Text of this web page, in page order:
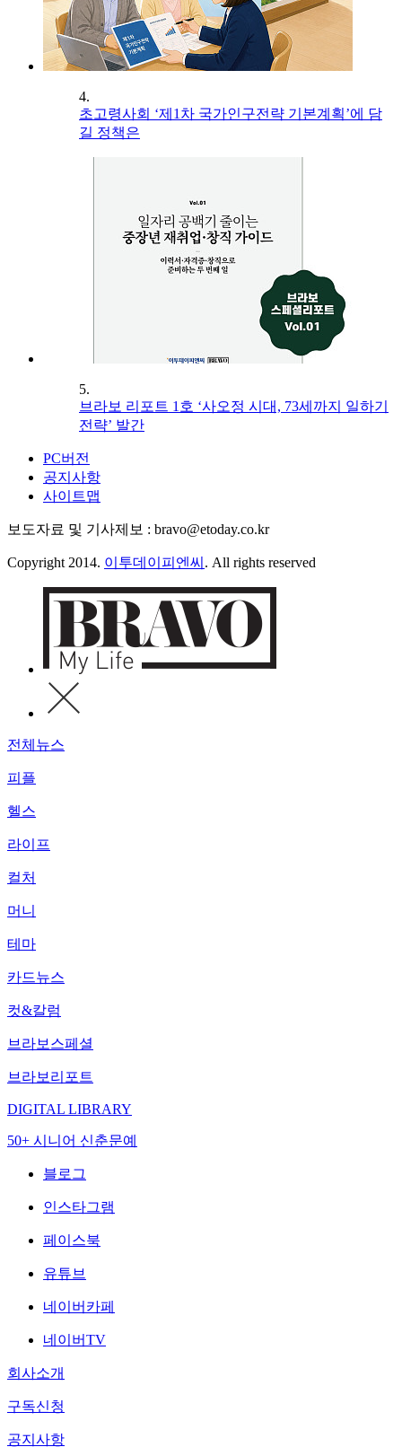
4.
초고령사회 ‘제1차 국가인구전략 기본계획’에 담
길 정책은
5.
브라보 리포트 1호 ‘사오정 시대, 73세까지 일하기
전략’ 발간
PC버전
공지사항
사이트맵
보도자료 및 기사제보 : bravo@etoday.co.kr
Copyright 2014. 이투데이피엔씨 . All rights reserved
전체뉴스
피플
헬스
라이프
컬처
머니
테마
카드뉴스
컷&칼럼
브라보스페셜
브라보리포트
DIGITAL LIBRARY
50+ 시니어 신춘문예
블로그
인스타그램
페이스북
유튜브
네이버카페
네이버TV
회사소개
구독신청
공지사항